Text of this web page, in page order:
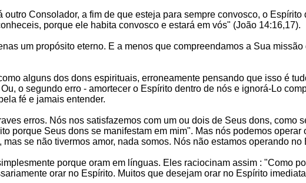
Consolador, a fim de que esteja para sempre convosco, o Espírito
porque ele habita convosco e estará em vós" (João 14:16,17).
um propósito eterno. E a menos que compreendamos a Sua missão
alguns dos dons espirituais, erroneamente pensando que isso é
o segundo erro - amortecer o Espírito dentro de nós e ignorá-Lo
fé e jamais entender.
erros. Nós nos satisfazemos com um ou dois de Seus dons, como
porque Seus dons se manifestam em mim". Mas nós podemos operar
se não tivermos amor, nada somos. Nós não estamos operando no
porque oram em línguas. Eles raciocinam assim : "Como
orar no Espírito. Muitos que desejam orar no Espírito